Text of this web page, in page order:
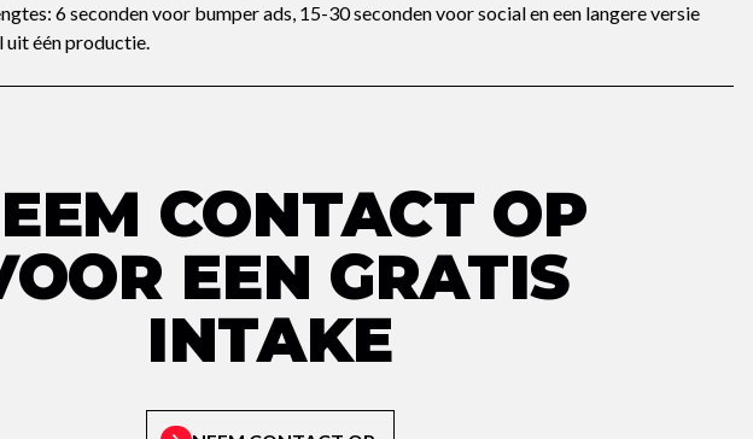
6 seconden voor bumper ads, 15-30 seconden voor social en een langere versie
uit één productie.
CONTACT OP
EEN GRATIS
INTAKE